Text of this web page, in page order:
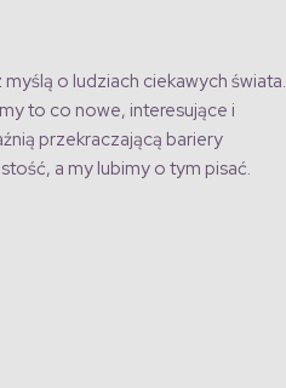
o ludziach ciekawych świata.
to co nowe, interesujące i
przekraczającą bariery
a my lubimy o tym pisać.